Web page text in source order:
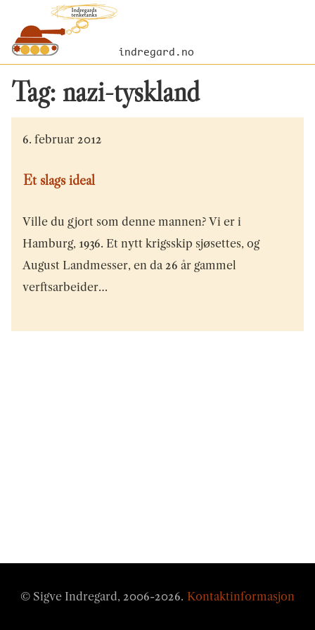
indregard.no
Tag: nazi-tyskland
6. februar 2012
Et slags ideal
Ville du gjort som denne mannen? Vi er i
Hamburg, 1936. Et nytt krigsskip sjøsettes, og
August Landmesser, en da 26 år gammel
verftsarbeider…
© Sigve Indregard, 2006-2026. Kontaktinformasjon